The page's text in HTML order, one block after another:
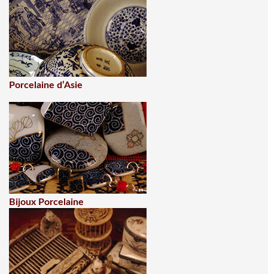
Porcelaine d’Asie
Bijoux Porcelaine